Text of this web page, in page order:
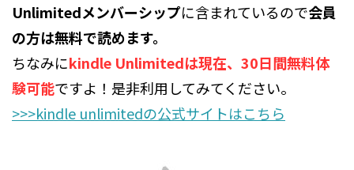
Unlimitedメンバーシップに含まれているので会員
の方は無料で読めます。
ちなみにkindle Unlimitedは現在、30日間無料体
験可能ですよ！是非利用してみてください。
>>>kindle unlimitedの公式サイトはこちら